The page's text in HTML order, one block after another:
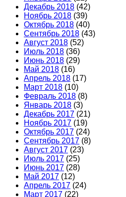
Декабрь 2018 (42)
Ноябрь 2018 (39)
Октябрь 2018 (40)
Сентябрь 2018 (43)
Август 2018 (52)
Июль 2018 (36)
Июнь 2018 (29)
Май 2018 (16)
Апрель 2018 (17)
Март 2018 (10)
Февраль 2018 (8)
Январь 2018 (3)
Декабрь 2017 (21)
Ноябрь 2017 (19)
Октябрь 2017 (24)
Сентябрь 2017 (8)
Август 2017 (23)
Июль 2017 (25)
Июнь 2017 (28)
Май 2017 (12)
Апрель 2017 (24)
Март 2017 (22)